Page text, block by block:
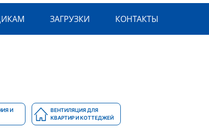
ЗАГРУЗКИ КОНТАКТЫ
И
ВЕНТИЛЯЦИЯ ДЛЯ
КВАРТИР И КОТТЕДЖЕЙ